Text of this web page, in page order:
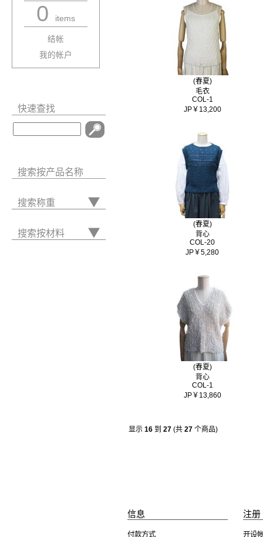
0 items
结帐
我的帐户
快速查找
搜索按产品名称
搜索称重
搜索按材料
(春夏)
毛衣
COL-1
JP￥13,200
(春夏)
背心
COL-20
JP￥5,280
(春夏)
背心
COL-1
JP￥13,860
显示 16 到 27 (共 27 个商品)
信息
付款方式
注册
开设